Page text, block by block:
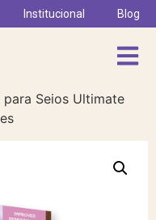
Institucional Blog
Seios Ultimate